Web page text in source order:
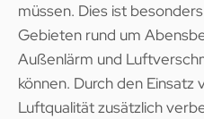
müssen. Dies ist
Gebieten rund um
Außenlärm und
können. Durch den Einsatz
Luftqualität zusätzlich